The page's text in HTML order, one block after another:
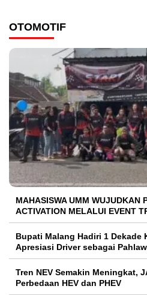
OTOMOTIF
MAHASISWA UMM WUJUDKAN
ACTIVATION MELALUI EVENT
Bupati Malang Hadiri 1 Dekade
Apresiasi Driver sebagai
Tren NEV Semakin Meningkat,
Perbedaan HEV dan PHEV